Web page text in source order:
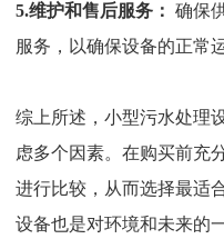
5.维护和售后服务： 确保
服务，以确保设备的正常
综上所述，小型污水处理
虑多个因素。在购买前充
进行比较，从而选择最适
设备也是对环境和未来的